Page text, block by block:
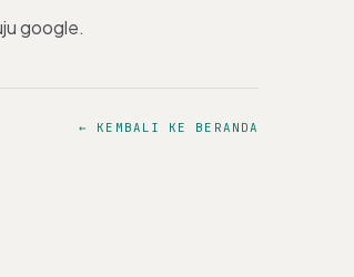
google.
← KEMBALI KE BERANDA